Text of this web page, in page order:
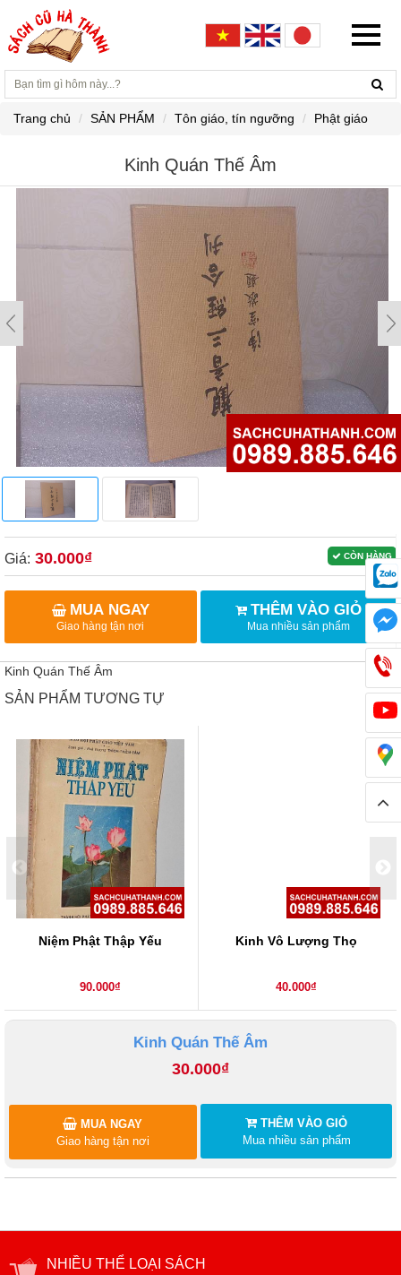
Trang chủ SẢN PHẨM Tôn giáo, tín ngưỡng Phật giáo
Kinh Quán Thế Âm
CÒN HÀNG
Giá: 30.000₫
MUA NGAY
Giao hàng tận nơi
THÊM VÀO GIỎ
Mua nhiều sản phẩm
Kinh Quán Thế Âm
SẢN PHẨM TƯƠNG TỰ
Niệm Phật Thập Yếu
90.000₫
Kinh Vô Lượng Thọ
40.000₫
Kinh Quán Thế Âm
30.000₫
THÊM VÀO GIỎ
Mua nhiều sản phẩm
MUA NGAY
Giao hàng tận nơi
NHIỀU THỂ LOẠI SÁCH